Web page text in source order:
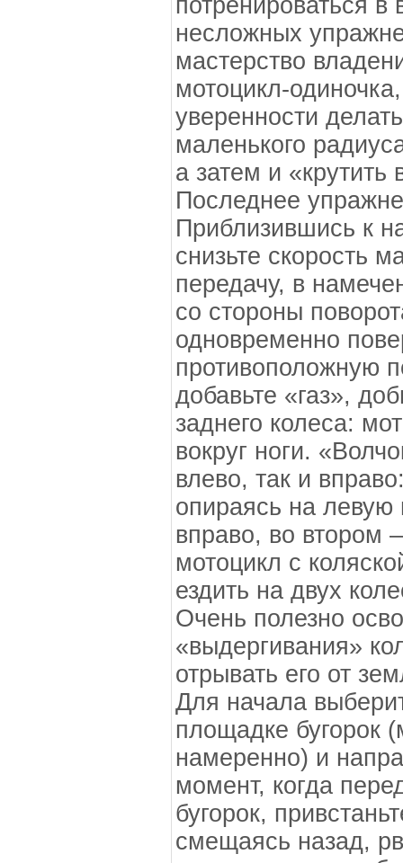
потренироваться
несложных
мастерство
мотоцикл-
уверенности
маленького
а затем и «крутить
Последнее
Приблизившись к
снизьте скорость
передачу, в
со стороны
одновременно
противоположную
добавьте «газ»,
заднего колеса:
вокруг ноги.
влево, так и
опираясь на левую
вправо, во втором
мотоцикл с
ездить на двух
Очень полезно
«выдергивания»
отрывать его от
Для начала
площадке бугорок
намеренно) и
момент, когда
бугорок,
смещаясь назад,